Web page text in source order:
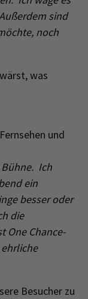
sind
noch
was
und
Ich
ein
besser oder
die
One Chance-
Besucher zu